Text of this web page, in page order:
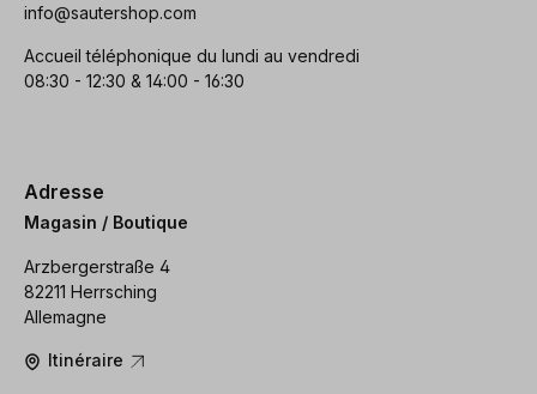
info@sautershop.com
Accueil téléphonique du lundi au vendredi
08:30 - 12:30 & 14:00 - 16:30
Adresse
Magasin / Boutique
Arzbergerstraße 4
82211 Herrsching
Allemagne
Itinéraire